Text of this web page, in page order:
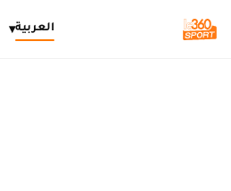
العربية▾